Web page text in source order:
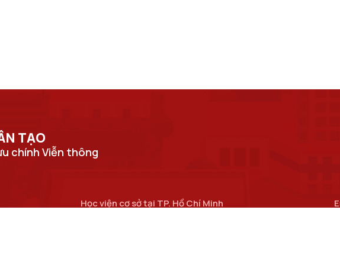
TẠO​
chính Viễn thông
Học viện cơ sở tại TP. Hồ Chí Minh